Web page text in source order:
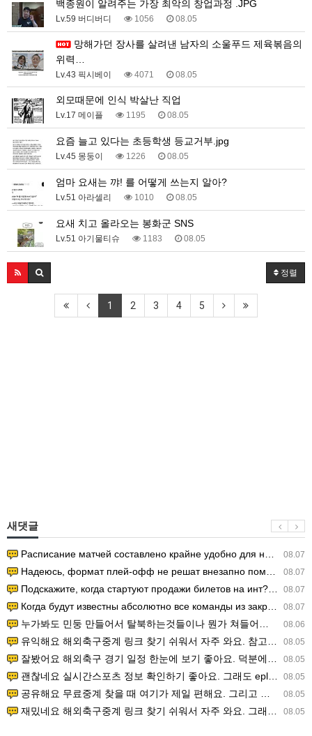
백종원이 알려주는 가장 최악의 창업과정 .JPG
Lv.59 버디버디 1056 08.05
위력…
Lv.43 픽시베이 4071 08.05
외모때문에 인식 박살난 직업
Lv.17 메이플 1195 08.05
요즘 늘고 있다는 초등학생 등교거부.jpg
Lv.45 몽둥이 1226 08.05
엄마 요새는 꺄! 를 어떻게 쓰는지 알아?
Lv.51 아라셀리 1010 08.05
요새 치고 올라오는 봉화군 SNS
Lv.51 아기물티슈 1183 08.05
정렬
1 2 3 4 5
새댓글
08.07
Расписание матчей составлено крайне удобно для нашего часово…
08.07
Надеюсь, формат плей-офф не решат внезапно поменять. https:/…
08.07
Подскажите, когда стартуют продажи билетов на инт? https://g…
08.07
Когда будут известны абсолютно все команды из закрытых квали…
08.06
누가봐도 민둥 만들어서 탈북하는것들이나 뭔가 쳐들어오는 낌새를 미리 알아차리기 위함이지 저걸 전쟁준비라고 하…
08.05
유익해요 해외축구중계 링크 찾기 쉬워서 자주 와요. 참고로 무료스포츠중계 정보 확인할 때 출처 꼭 체크해요.…
08.05
잘봤어요 해외축구 경기 일정 한눈에 보기 좋아요. 덕분에 epl중계 볼 때 공식 중계 채널 먼저 찾아봐요. …
08.05
괜찮네요 실시간스포츠 정보 확인하기 좋아요. 그래도 epl중계 볼 때 공식 중계 채널 먼저 찾아봐요. 북마크…
08.05
공유해요 무료중계 찾을 때 여기가 제일 편해요. 그리고 무료스포츠중계 정보 확인할 때 출처 꼭 체크해요. 앞…
08.05
재밌네요 해외축구중계 링크 찾기 쉬워서 자주 와요. 그래서 해외축구중계도 정식 서비스로 봐야 안전해요. 다음…